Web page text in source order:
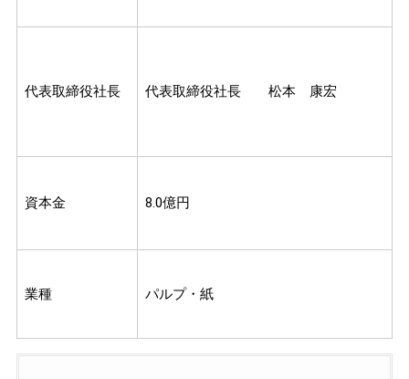
代表取締役社長 代表取締役社長 松本 康宏
資本金 8.0億円
業種 パルプ・紙